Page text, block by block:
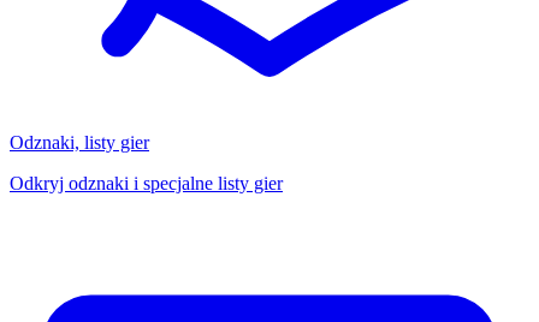
Odznaki, listy gier
Odkryj odznaki i specjalne listy gier